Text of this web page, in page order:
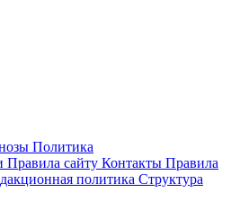
Политика
Правила сайту Контакты Правила
политика Структура